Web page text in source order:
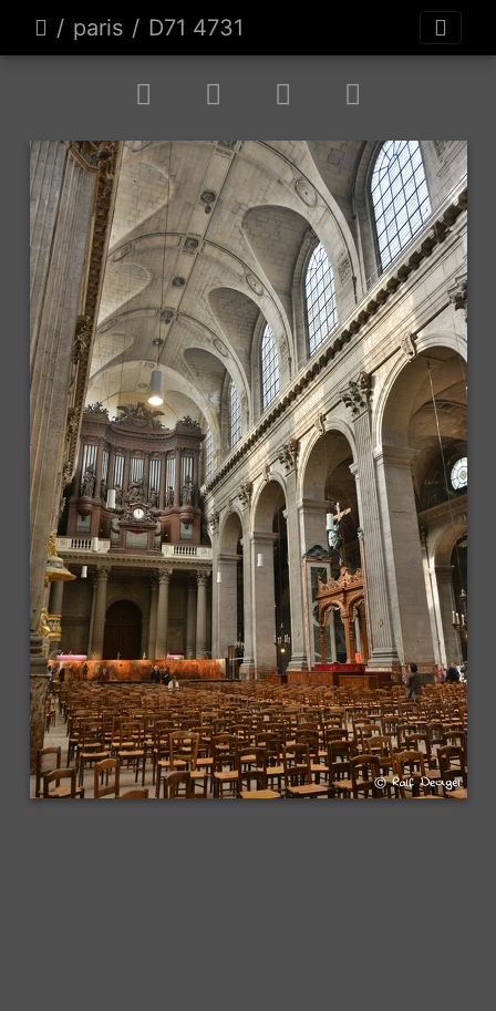
paris D71 4731